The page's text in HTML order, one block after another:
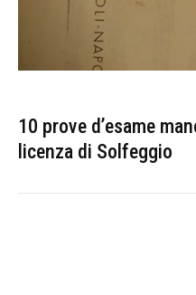
10 prove d’esame
licenza di Solfeggio